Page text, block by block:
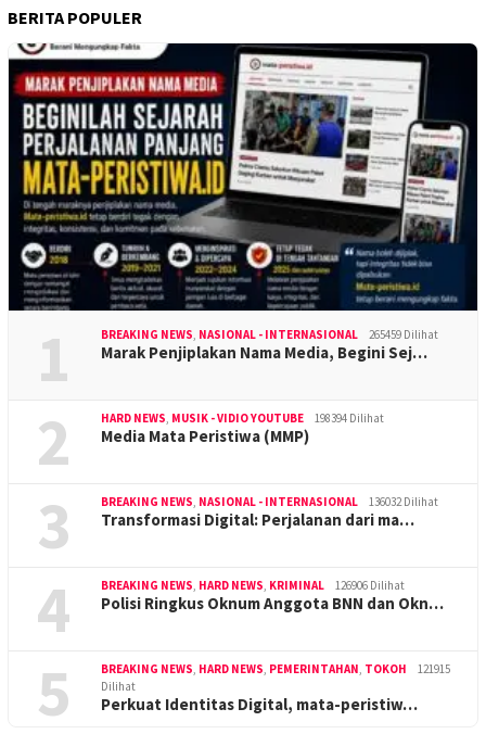
BERITA POPULER
1 BREAKING NEWS NASIONAL - INTERNASIONAL 265459 Dilihat
Marak Penjiplakan Nama Media, Begini Sej…
2 HARD NEWS MUSIK - VIDIO YOUTUBE 198394 Dilihat
Media Mata Peristiwa (MMP)
3 BREAKING NEWS NASIONAL - INTERNASIONAL 136032 Dilihat
Transformasi Digital: Perjalanan dari ma…
4 BREAKING NEWS HARD NEWS KRIMINAL 126906 Dilihat
Polisi Ringkus Oknum Anggota BNN dan Okn…
5 BREAKING NEWS HARD NEWS PEMERINTAHAN TOKOH
121915
Dilihat
Perkuat Identitas Digital, mata-peristiw…